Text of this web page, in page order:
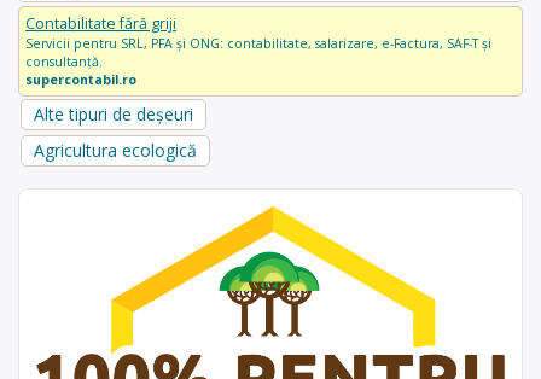
Contabilitate fără griji
Servicii pentru SRL, PFA și ONG: contabilitate, salarizare, e-Factura, SAF-T și
consultanță.
supercontabil.ro
Alte tipuri de deșeuri
Agricultura ecologică